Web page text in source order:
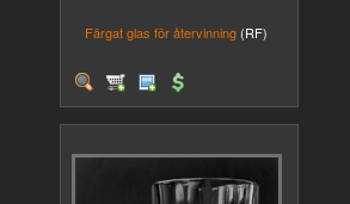
Färgat glas för återvinning (RF)